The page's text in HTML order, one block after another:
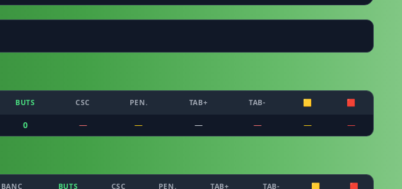
BUTS CSC PEN. TAB+ TAB- 🟨 🟥
0 — — — — — —
BANC BUTS CSC PEN. TAB+ TAB- 🟨 🟥